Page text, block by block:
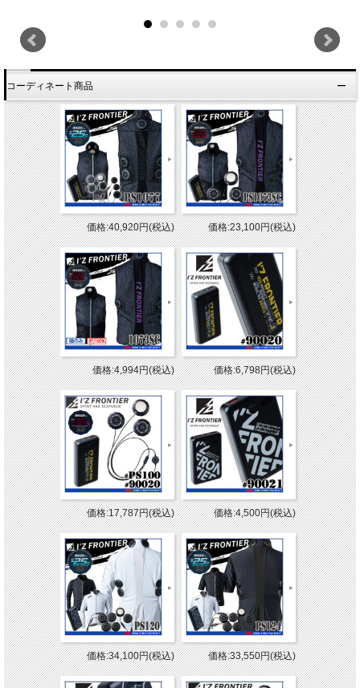
コーディネート商品
価格:40,920円(税込) 価格:23,100円(税込)
価格:4,994円(税込) 価格:6,798円(税込)
価格:17,787円(税込) 価格:4,500円(税込)
価格:34,100円(税込) 価格:33,550円(税込)